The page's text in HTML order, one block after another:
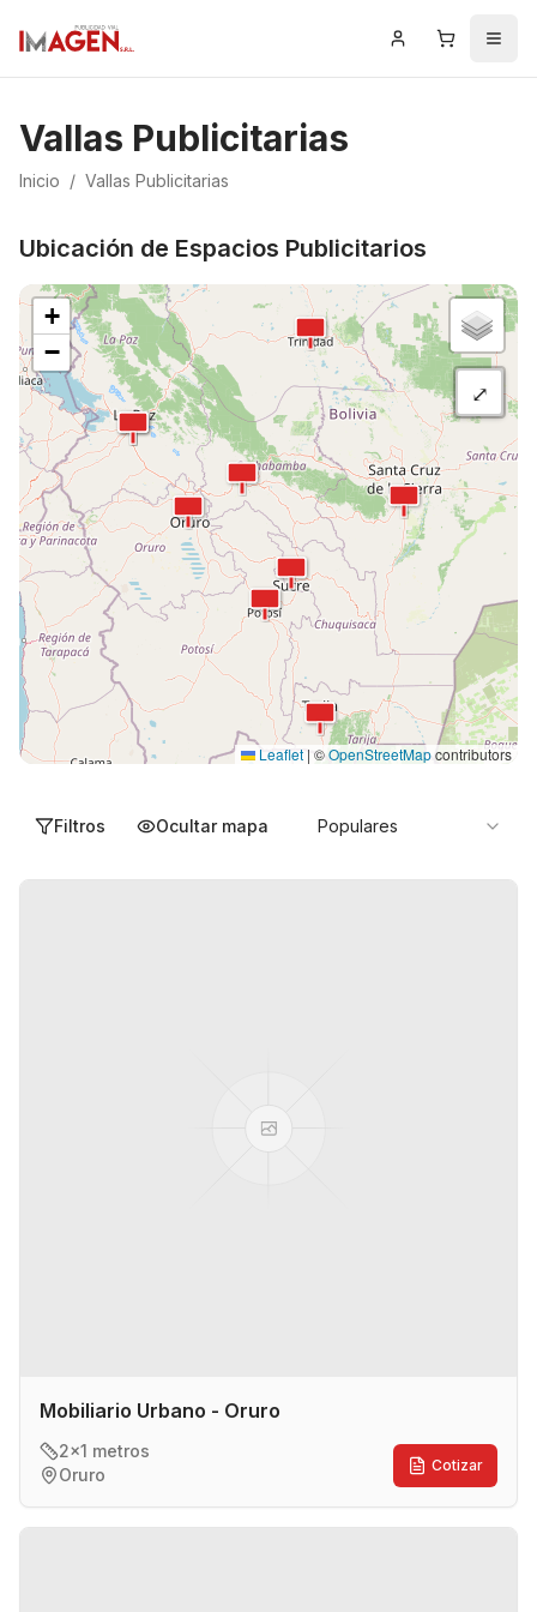
Iniciar Sesión
Carrito
Vallas Publicitarias
Inicio / Vallas Publicitarias
Ubicación de Espacios Publicitarios
+
−
⤢
Leaflet | ©OpenStreetMapcontributors
Filtros Ocultar mapa Populares
Mobiliario Urbano - Oruro
2x1 metros
Oruro
Cotizar